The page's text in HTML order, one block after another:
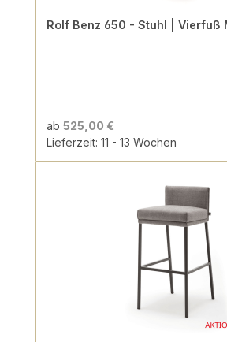
Rolf Benz 650 - Stuhl | Vierfuß
ab 525,00 €
Lieferzeit: 11 - 13 Wochen